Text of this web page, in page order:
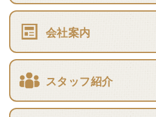
会社案内
スタッフ紹介